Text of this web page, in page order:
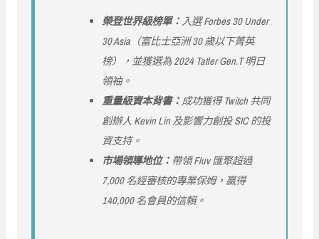
榮登世界級榜單： 入選 Forbes 30 Under
30 Asia（富比士亞洲 30 歲以下菁英
榜），並獲選為 2024 Tatler Gen.T 明日
領袖。
重量級資本背書： 成功獲得 Twitch 共同
創辦人 Kevin Lin 及影響力創投 SIC 的投
資支持。
市場領導地位： 帶領 Fluv 匯聚超過
7,000 名經審核的專業保姆，贏得
140,000 名會員的信賴。